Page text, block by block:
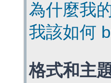
為什麼我
我該如何
格式和主